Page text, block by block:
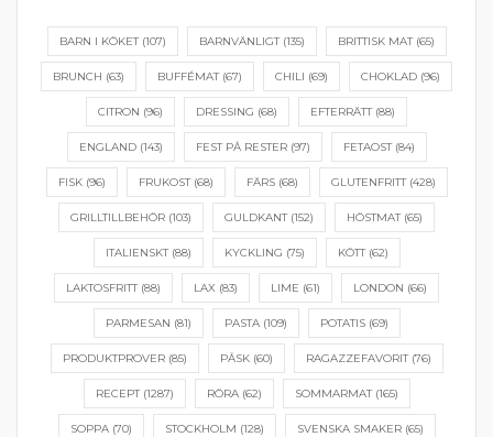
BARN I KÖKET(107) BARNVÄNLIGT(135) BRITTISK MAT(65)
BRUNCH (63) BUFFÉMAT(67) CHILI (69) CHOKLAD (96)
CITRON (96) DRESSING (68) EFTERRÄTT(88)
ENGLAND(143) FEST PÅ RESTER(97) FETAOST(84)
FISK(96) FRUKOST(68) FÄRS(68) GLUTENFRITT(428)
GRILLTILLBEHÖR (103) GULDKANT(152) HÖSTMAT(65)
ITALIENSKT(88) KYCKLING (75) KÖTT(62)
LAKTOSFRITT(88) LAX (83) LIME (61) LONDON (66)
PARMESAN (81) PASTA(109) POTATIS(69)
PRODUKTPROVER(85) PÅSK(60) RAGAZZEFAVORIT(76)
RECEPT(1287) RÖRA(62) SOMMARMAT(165)
SOPPA(70) STOCKHOLM (128) SVENSKA SMAKER(65)